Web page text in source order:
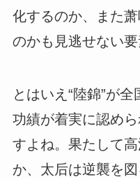
化するのか、また
のかも見逃せない要
とはいえ“陸錦”が
功績が着実に認め
すよね。果たして
か、太后は逆襲を